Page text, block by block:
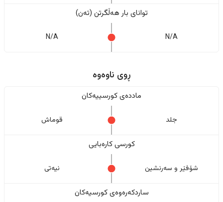
تواناى بار هەڵگرتن (تەن)
N/A
N/A
ڕوی ناوەوە
ماددەی کورسییەکان
جلد قوماش
کورسی کارەبایی
شۆفێر و سەرنشین نیەتی
ساردکەرەوەی کورسیەکان